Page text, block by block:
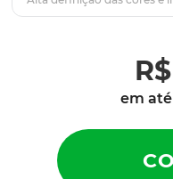
R$
em até